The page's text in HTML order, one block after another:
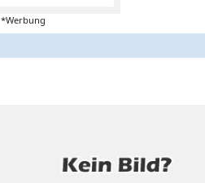
*Werbung